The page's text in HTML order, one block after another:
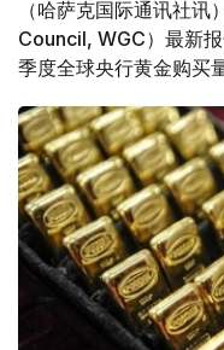
（哈萨克国际通讯社
Council, WGC）最新
季度全球央行黄金购买